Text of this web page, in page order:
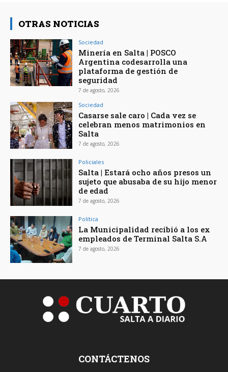
OTRAS NOTICIAS
Sociedad
Minería en Salta | POSCO
Argentina codesarrolla una
plataforma de gestión de
seguridad
7 de agosto, 2026
Sociedad
Casarse sale caro | Cada vez se
celebran menos matrimonios en
Salta
7 de agosto, 2026
Policiales
Salta | Estará ocho años presos un
sujeto que abusaba de su hijo menor
de edad
7 de agosto, 2026
Política
La Municipalidad recibió a los ex
empleados de Terminal Salta S.A
7 de agosto, 2026
CONTÁCTENOS